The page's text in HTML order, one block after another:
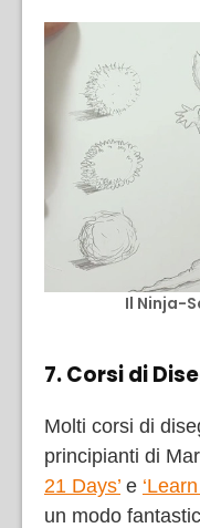
Il Ninja-
7. Corsi di
Molti corsi di
principianti di
21 Days’ e
un modo